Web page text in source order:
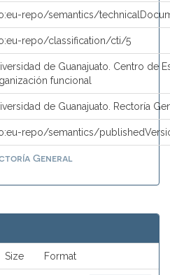
repo/semantics/
repo/classification/cti/5
de Guanajuato. Centro de
funcional
de Guanajuato. Rectoría
repo/semantics/
General
Size Format